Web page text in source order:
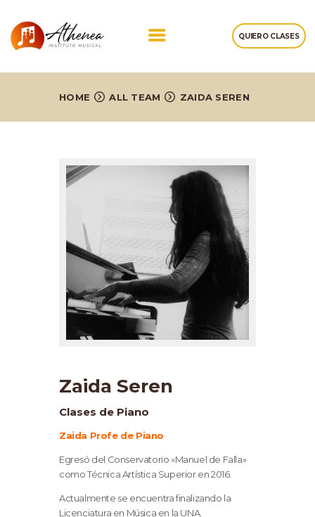
QUIERO CLASES
HOME ALL TEAM ZAIDA SEREN
NOSOTROS
NOTAS
CONTACTOS
Zaida Seren
Clases de Piano
Zaida Profe de Piano
Egresó del Conservatorio «Manuel de Falla»
como Técnica Artística Superior en 2016.
Actualmente se encuentra finalizando la
Licenciatura en Música en la UNA.